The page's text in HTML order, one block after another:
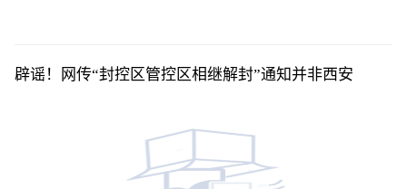
辟谣！网传“封控区管控区相继解封”通知并非西安